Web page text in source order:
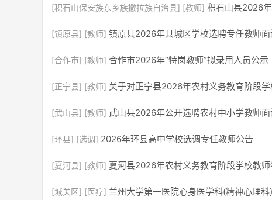
[积石山保安族东乡族撒拉族自治县] [教师] 积石山县2026
[镇原县] [教师] 镇原县2026年县城区学校选聘专任教师
[合作市] [教师] 合作市2026年“特岗教师”拟录用人员公示
[正宁县] [教师] 关于对正宁县2026年农村义务教育阶段
[武山县] [教师] 武山县2026年公开选聘农村中小学教师
[环县] [选调] 2026年环县高中学校选调专任教师公告
[夏河县] [教师] 夏河县2026年农村义务教育阶段学校教
[城关区] [医疗] 兰州大学第一医院心身医学科(精神心理